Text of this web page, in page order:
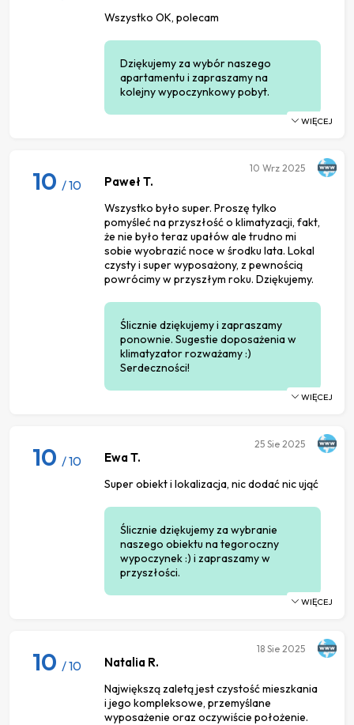
Wszystko OK, polecam
Dziękujemy za wybór naszego
apartamentu i zapraszamy na
kolejny wypoczynkowy pobyt.
WIĘCEJ
10 / 10 Paweł T.
Wszystko było super. Proszę tylko
pomyśleć na przyszłość o klimatyzacji, fakt,
że nie było teraz upałów ale trudno mi
sobie wyobrazić noce w środku lata. Lokal
czysty i super wyposażony, z pewnością
powrócimy w przyszłym roku. Dziękujemy.
Ślicznie dziękujemy i zapraszamy
ponownie. Sugestie doposażenia w
klimatyzator rozważamy :)
Serdeczności!
10 Wrz 2025
WIĘCEJ
10 / 10 Ewa T.
Super obiekt i lokalizacja, nic dodać nic ująć
Ślicznie dziękujemy za wybranie
naszego obiektu na tegoroczny
wypoczynek :) i zapraszamy w
przyszłości.
25 Sie 2025
WIĘCEJ
10 / 10 Natalia R.
Największą zaletą jest czystość mieszkania
i jego kompleksowe, przemyślane
wyposażenie oraz oczywiście położenie.
18 Sie 2025